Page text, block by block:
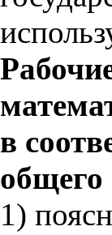
в
общего
1)